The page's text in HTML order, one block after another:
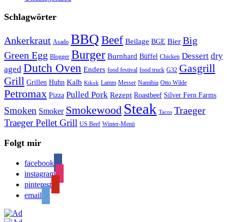
Schlagwörter
Ankerkraut Asado BBQBeef Beilage BGE Bier Big
Green Egg Blogger Burger Burnhard Büffel Chicken Dessert dry
aged Dutch Oven Enders food festival food truck G32 Gasgrill
Grill Grillen Huhn Kalb Kikok Lamm Messer Namibia Otto Wilde
Petromax Pizza Pulled Pork Rezept Roastbeef Silver Fern Farms
Smoken Smoker Smokewood Steak Tacos Traeger
Traeger Pellet Grill US Beef Winter-Menü
Folgt mir
facebook
instagram
pinterest
email